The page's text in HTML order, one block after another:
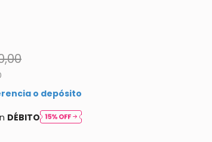
o depósito
DÉBITO